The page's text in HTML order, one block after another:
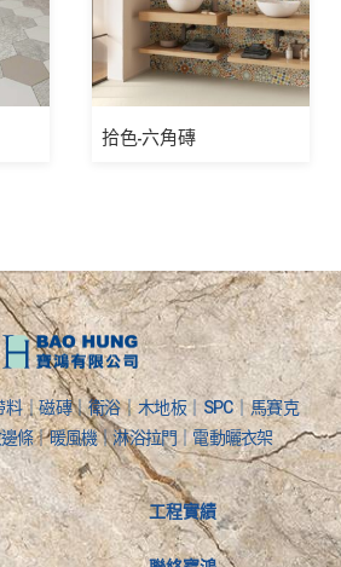
拾色-六角磚
｜磁磚｜衛浴｜木地板｜SPC｜馬賽克
條｜暖風機｜淋浴拉門｜電動曬衣架
工程實績